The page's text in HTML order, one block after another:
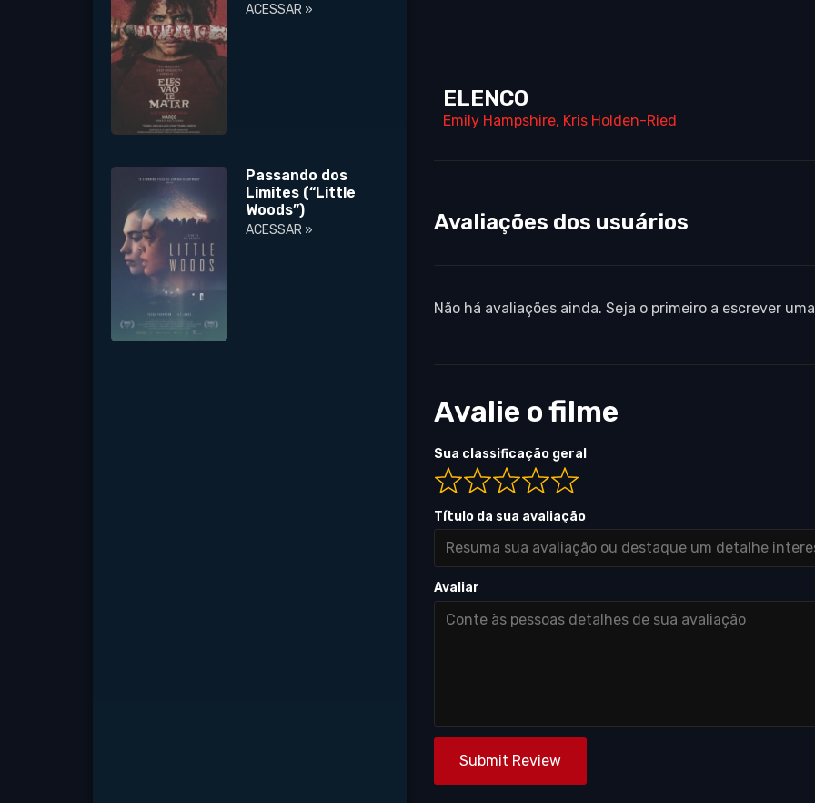
ACESSAR »
Passando dos
Limites (“Little
Woods”)
ACESSAR »
ELENCO
Emily Hampshire, Kris Holden-Ried
Avaliações dos usuários
Não há avaliações ainda. Seja o primeiro a escrever
Avalie o filme
Sua classificação geral
Título da sua avaliação
Avaliar
Submit Review